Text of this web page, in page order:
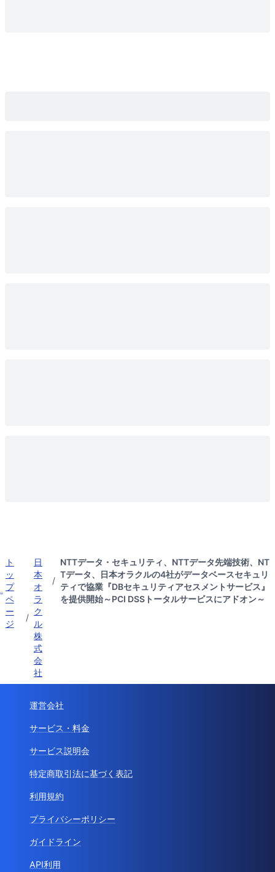
ト
ッ
プ
ペ
ー
ジ
/
日
本
オ
ラ
ク
ル
株
式
会
社
/
NTTデータ・セキュリティ、NTTデータ先端技術、NT
Tデータ、日本オラクルの4社がデータベースセキュリ
ティで協業『DBセキュリティアセスメントサービス』
を提供開始～PCI DSSトータルサービスにアドオン～
運営会社
サービス・料金
サービス説明会
特定商取引法に基づく表記
利用規約
プライバシーポリシー
ガイドライン
API利用